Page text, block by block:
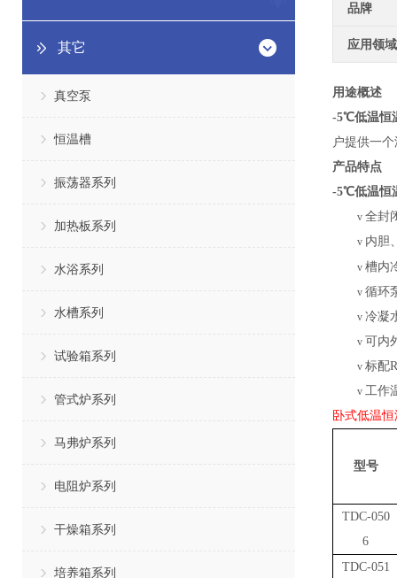
其它
真空泵
恒温槽
振荡器系列
加热板系列
水浴系列
水槽系列
试验箱系列
管式炉系列
马弗炉系列
电阻炉系列
干燥箱系列
培养箱系列
品牌
应用领域
用途概述
-5℃低温恒
户提供一
产品特点
-5℃低温恒
v 全封
v 内胆
v 槽内
v 循环
v 冷凝
v 可内
v 标配
v 工作
卧式低温
型号
TDC-050
6
TDC-051